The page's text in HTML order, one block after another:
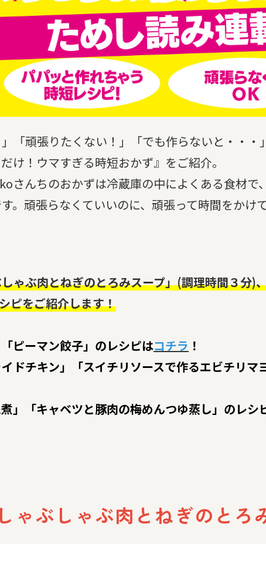
「頑張りたくない！」「でも作らないと・・・
け！ウマすぎる時短おかず』をご紹介。
さんちのおかずは冷蔵庫の中によくある食材で
。頑張らなくていいのに、頑張って時間をかけ
ゃぶ肉とねぎのとろみスープ」(調理時間３分)
ピをご紹介します！
ピーマン餃子」のレシピはコチラ ！
ドチキン」「スイチリソースで作るエビチリマ
」「キャベツと豚肉の梅めんつゆ蒸し」のレシ
ゃぶしゃぶ肉とねぎのとろ